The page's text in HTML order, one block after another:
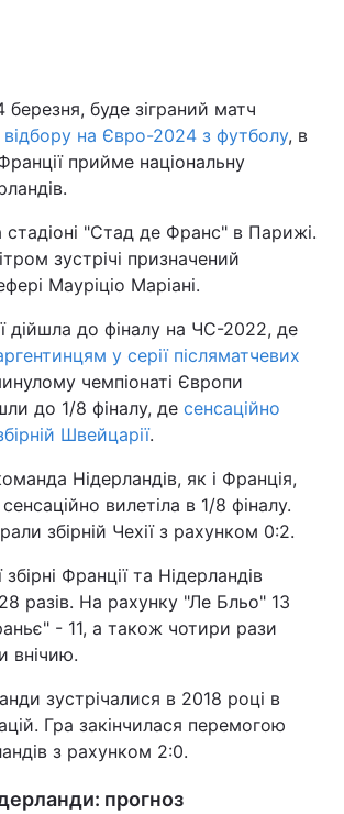
буде зіграний матч
відбору на Євро-2024 з футболу, в
прийме національну
стадіоні "Стад де Франс" в Парижі.
зустрічі призначений
Мауріціо Маріані.
дійшла до фіналу на ЧС-2022, де
у серії післяматчевих
чемпіонаті Європи
до 1/8 фіналу, де сенсаційно
Швейцарії.
Нідерландів, як і Франція,
вилетіла в 1/8 фіналу.
збірній Чехії з рахунком 0:2.
збірні Франції та Нідерландів
разів. На рахунку "Ле Бльо" 13
- 11, а також чотири рази
внічию.
зустрічалися в 2018 році в
Гра закінчилася перемогою
з рахунком 2:0.
прогноз